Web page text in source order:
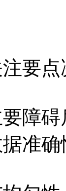
要
障
准